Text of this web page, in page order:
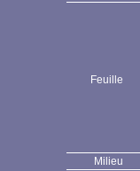
Feuille
Milieu